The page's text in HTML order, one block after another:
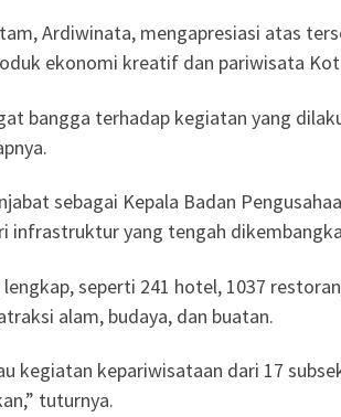
Ardiwinata, mengapresiasi atas
ekonomi kreatif dan pariwisata
bangga terhadap kegiatan yang
sebagai Kepala Badan
yang tengah
seperti 241 hotel, 1037
alam, budaya, dan buatan.
kegiatan kepariwisataan dari 17
tuturnya.